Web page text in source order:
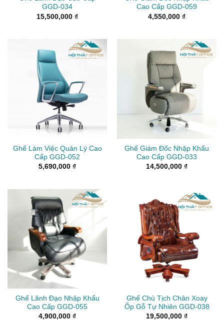
GGD-034
15,500,000 ₫
Cao Cấp GGD-059
4,550,000 ₫
Ghế Làm Việc Quản Lý Cao
Cấp GGD-052
5,690,000 ₫
Ghế Giám Đốc Nhập Khẩu
Cao Cấp GGD-033
14,500,000 ₫
Ghế Lãnh Đạo Nhập Khẩu
Cao Cấp GGD-055
4,900,000 ₫
Ghế Chủ Tịch Chân Xoay
Ốp Gỗ Tự Nhiên GGD-038
19,500,000 ₫